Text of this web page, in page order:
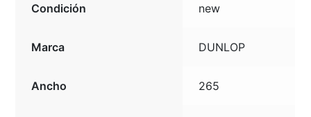
Condición new
Marca DUNLOP
Ancho 265